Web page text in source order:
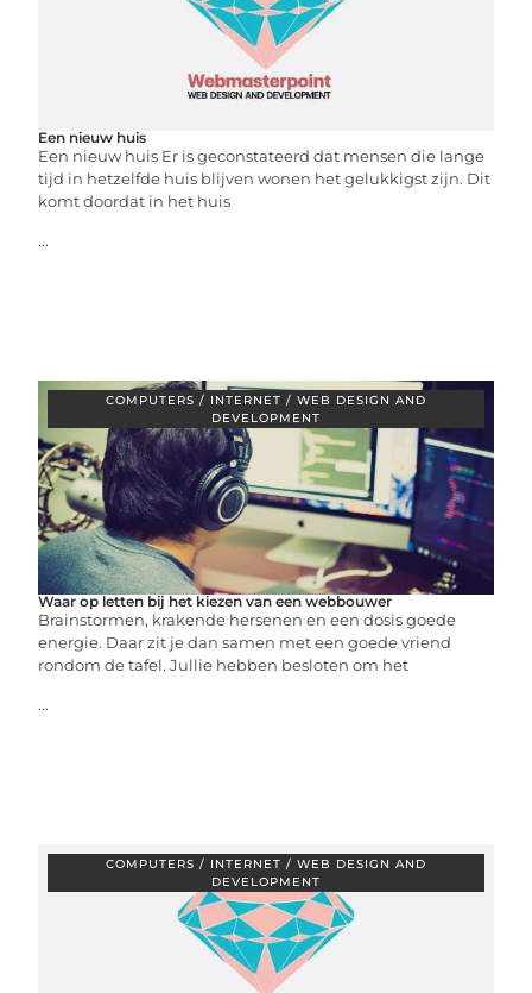
Een nieuw huis
Een nieuw huis Er is geconstateerd dat mensen die lange
tijd in hetzelfde huis blijven wonen het gelukkigst zijn. Dit
komt doordat in het huis
...
COMPUTERS / INTERNET / WEB DESIGN AND
DEVELOPMENT
Waar op letten bij het kiezen van een webbouwer
Brainstormen, krakende hersenen en een dosis goede
energie. Daar zit je dan samen met een goede vriend
rondom de tafel. Jullie hebben besloten om het
...
COMPUTERS / INTERNET / WEB DESIGN AND
DEVELOPMENT